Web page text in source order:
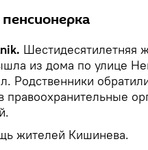
Шестидесятилетняя
из дома по улице
Родственники
правоохранительные
жителей Кишинева.